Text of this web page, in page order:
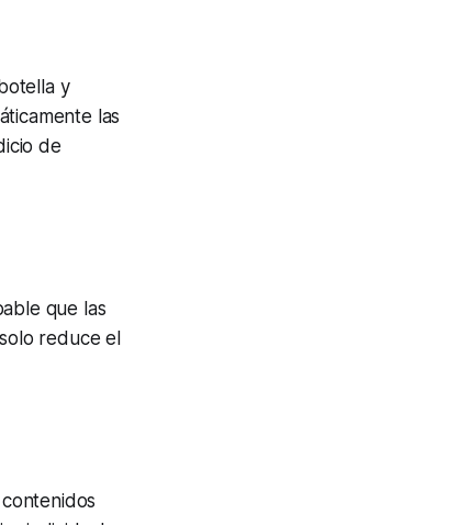
y
las
de
que las
reduce el